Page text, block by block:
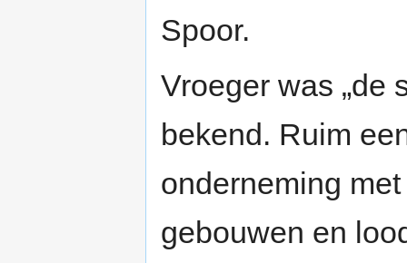
Spoor.
Vroeger was „de
bekend. Ruim
onderneming
gebouwen en